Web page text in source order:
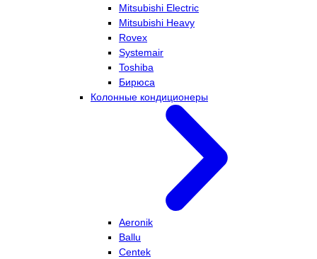
Mitsubishi Electric
Mitsubishi Heavy
Rovex
Systemair
Toshiba
Бирюса
Колонные кондиционеры
Aeronik
Ballu
Centek